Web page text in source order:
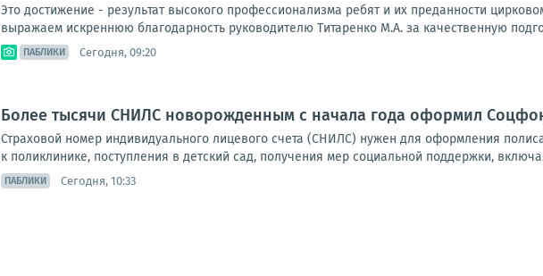
Это достижение - результат высокого профессионализма ребят и их преданности
выражаем искреннюю благодарность руководителю Титаренко М.А. за качественную
ПАБЛИКИ Сегодня, 09:20
Более тысячи СНИЛС новорожденным с начала года оформил
Страховой номер индивидуального лицевого счета (СНИЛС) нужен для оформления
к поликлинике, поступления в детский сад, получения мер социальной поддержки,
ПАБЛИКИ Сегодня, 10:33